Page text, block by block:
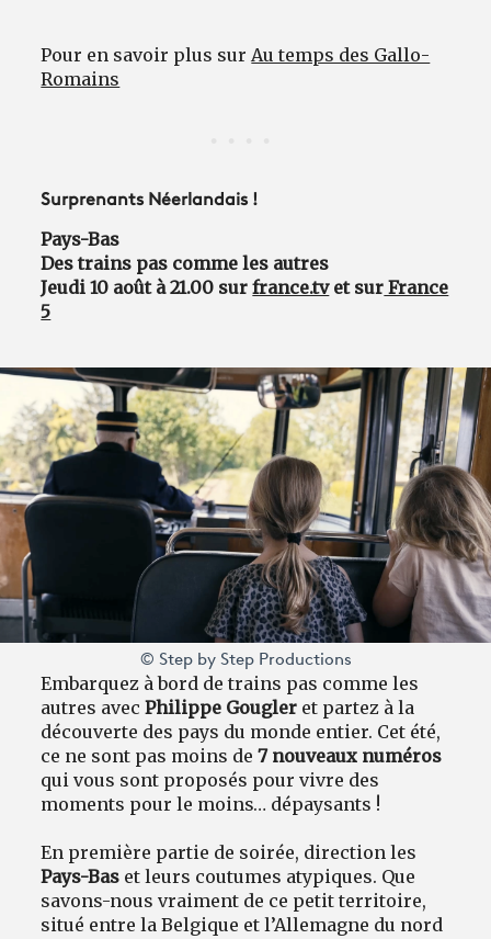
Pour en savoir plus surAu temps des Gallo-
Romains
Surprenants Néerlandais !
Pays-Bas
Des trains pas comme les autres
Jeudi 10 août à 21.00 surfrance.tvet sur France
5
© Step by Step Productions
Embarquez à bord de trains pas comme les
autres avecPhilippe Gougler et partez à la
découverte des pays du monde entier. Cet été,
ce ne sont pas moins de 7 nouveaux numéros
qui vous sont proposés pour vivre des
moments pour le moins… dépaysants !
En première partie de soirée, direction les
Pays-Bas et leurs coutumes atypiques. Que
savons-nous vraiment de ce petit territoire,
situé entre la Belgique et l’Allemagne du nord